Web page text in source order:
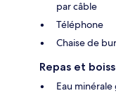
par câble
Téléphone
Chaise de
Repas et
Eau